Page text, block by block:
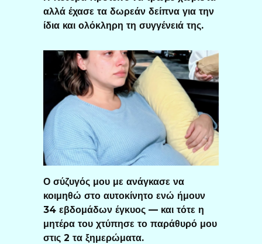
αλλά έχασε τα δωρεάν δείπνα για την
ίδια και ολόκληρη τη συγγένειά της.
Ο σύζυγός μου με ανάγκασε να
κοιμηθώ στο αυτοκίνητο ενώ ήμουν
34 εβδομάδων έγκυος — και τότε η
μητέρα του χτύπησε το παράθυρό μου
στις 2 τα ξημερώματα.